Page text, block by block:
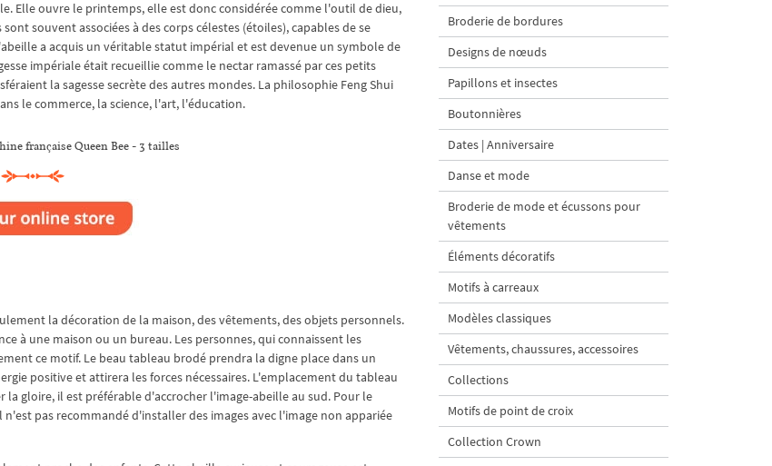
Elle ouvre le printemps, elle est donc considérée comme l'outil de dieu,
souvent associées à des corps célestes (étoiles), capables de se
a acquis un véritable statut impérial et est devenue un symbole de
impériale était recueillie comme le nectar ramassé par ces petits
la sagesse secrète des autres mondes. La philosophie Feng Shui
le commerce, la science, l'art, l'éducation.
française Queen Bee - 3 tailles
la décoration de la maison, des vêtements, des objets personnels.
à une maison ou un bureau. Les personnes, qui connaissent les
ce motif. Le beau tableau brodé prendra la digne place dans un
positive et attirera les forces nécessaires. L'emplacement du tableau
gloire, il est préférable d'accrocher l'image-abeille au sud. Pour le
pas recommandé d'installer des images avec l'image non appariée
Broderie de bordures
Designs de nœuds
Papillons et insectes
Boutonnières
Dates | Anniversaire
Danse et mode
Broderie de mode et écussons pour
vêtements
Éléments décoratifs
Motifs à carreaux
Modèles classiques
Vêtements, chaussures, accessoires
Collections
Motifs de point de croix
Collection Crown